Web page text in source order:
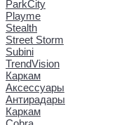
ParkCity
Playme
Stealth
Street Storm
Subini
TrendVision
Каркам
Аксессуары
Антирадары
Каркам